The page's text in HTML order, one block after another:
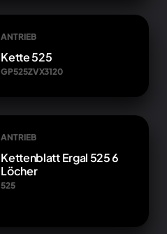
ANTRIEB
Kette 525
GP525ZVX3120
ANTRIEB
Kettenblatt Ergal 525 6
Löcher
525